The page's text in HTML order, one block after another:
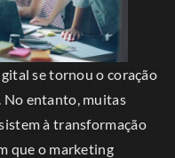
se tornou o coração
No entanto, muitas
à transformação
que o marketing